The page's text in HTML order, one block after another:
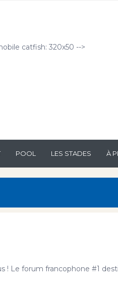
catfish: 320x50 -->
POOL LES STADES À
! Le forum francophone #1